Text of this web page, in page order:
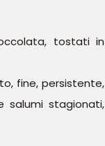
tostati in
fine, persistente,
salumi stagionati,